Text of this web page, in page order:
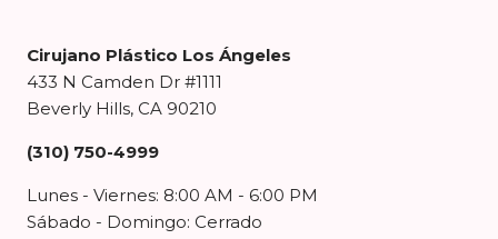
Cirujano Plástico Los Ángeles
433 N Camden Dr #1111
Beverly Hills, CA 90210
(310) 750-4999
Lunes - Viernes: 8:00 AM - 6:00 PM
Sábado - Domingo: Cerrado